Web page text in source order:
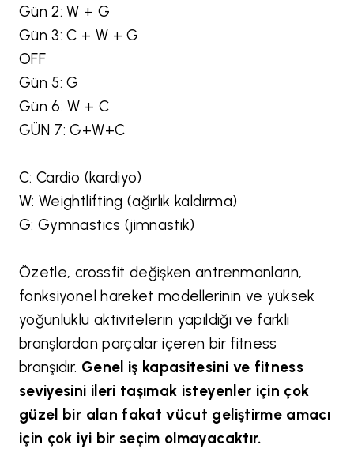
Gün 2: W + G
Gün 3: C + W + G
OFF
Gün 5: G
Gün 6: W + C
GÜN 7: G+W+C
C: Cardio (kardiyo)
W: Weightlifting (ağırlık kaldırma)
G: Gymnastics (jimnastik)
Özetle, crossfit değişken antrenmanların,
fonksiyonel hareket modellerinin ve yüksek
yoğunluklu aktivitelerin yapıldığı ve farklı
branşlardan parçalar içeren bir fitness
branşıdır. Genel iş kapasitesini ve fitness
seviyesini ileri taşımak isteyenler için çok
güzel bir alan fakat vücut geliştirme amacı
için çok iyi bir seçim olmayacaktır.